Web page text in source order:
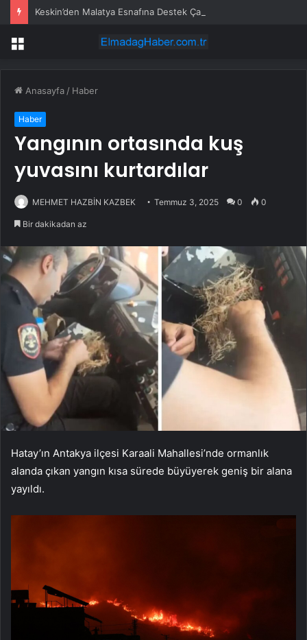
Keskin’den Malatya Esnafına Destek Çağrısı
Menü
Anasayfa / Haber
Haber
Yangının ortasında kuş
yuvasını kurtardılar
MEHMET HAZBİN KAZBEK Temmuz 3, 2025 0 0
Bir dakikadan az
Hatay’ın Antakya ilçesi Karaali Mahallesi’nde ormanlık
alanda çıkan yangın kısa sürede büyüyerek geniş bir alana
yayıldı.